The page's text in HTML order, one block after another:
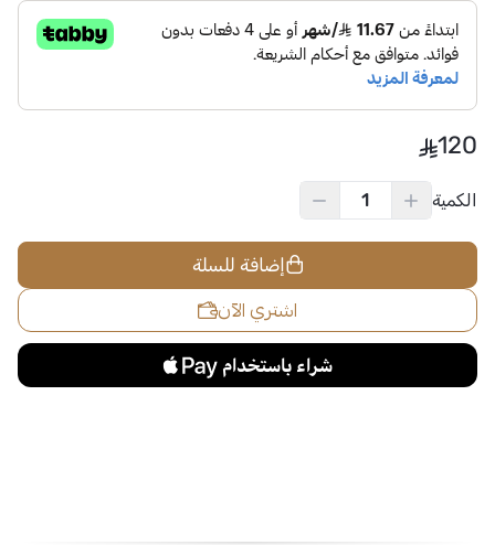
120
الكمية
إضافة للسلة
اشتري الآن